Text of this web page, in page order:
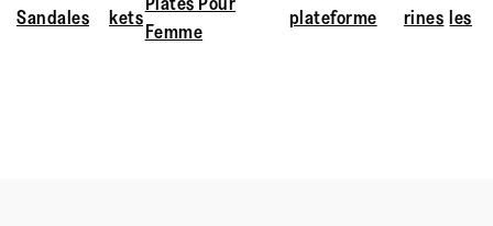
confort exceptionnel tout au long de la journée.
Sandales
kets
Femme
plateforme
rines les